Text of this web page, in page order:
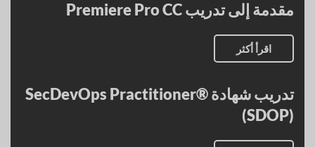
مقدمة إلى تدريب Premiere Pro CC
اقرأ أكثر
تدريب شهادة SecDevOps Practitioner®
(SDOP)